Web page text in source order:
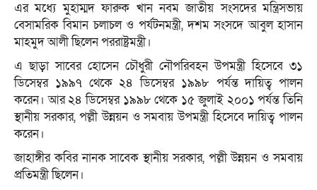
এর মধ্যে মুহাম্মদ ফারুক খান নবম জাতীয় সংসদের মন্ত্রিসভায়
বেসামরিক বিমান চলাচল ও পর্যটনমন্ত্রী, দশম সংসদে আবুল হাসান
মাহমুদ আলী ছিলেন পররাষ্ট্রমন্ত্রী।
এ ছাড়া সাবের হোসেন চৌধুরী নৌপরিবহন উপমন্ত্রী হিসেবে ৩১
ডিসেম্বর ১৯৯৭ থেকে ২৪ ডিসেম্বর ১৯৯৮ পর্যন্ত দায়িত্ব পালন
করেন। আর ২৪ ডিসেম্বর ১৯৯৮ থেকে ১৫ জুলাই ২০০১ পর্যন্ত তিনি
স্থানীয় সরকার, পল্লী উন্নয়ন ও সমবায় উপমন্ত্রী হিসেবে দায়িত্ব পালন
করেন।
জাহাঙ্গীর কবির নানক সাবেক স্থানীয় সরকার, পল্লী উন্নয়ন ও সমবায়
প্রতিমন্ত্রী ছিলেন।